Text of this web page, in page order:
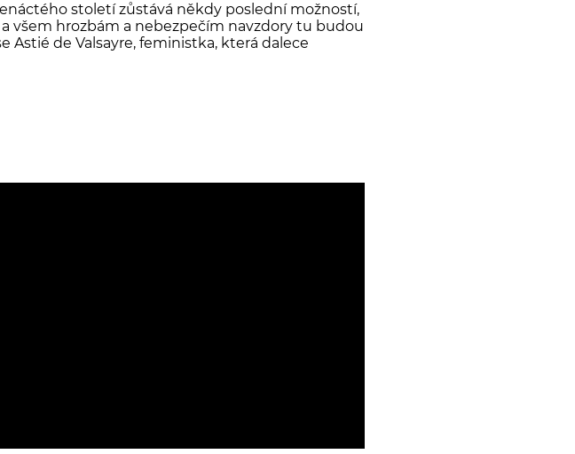
století zůstává někdy poslední možností,
všem hrozbám a nebezpečím navzdory tu budou
Astié de Valsayre, feministka, která dalece